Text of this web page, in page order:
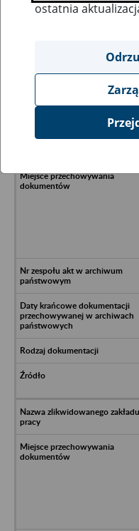
Ukryj wszystkie
ostatnia